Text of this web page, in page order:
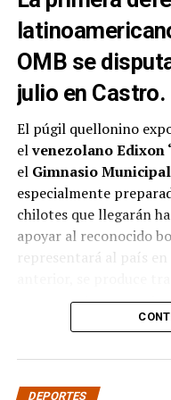
OMB se
julio en Castro.
El púgil quellonino
elvenezolano Edixon
el Gimnasio
especialmente
chilotes que llegarán
apoyar al reconocido
representará al país en
campeonato por parte
mes de abril ante el
La velada contará
DEPORTES